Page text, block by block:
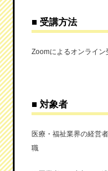
■ 受講方法
Zoomによるオンライン
■ 対象者
医療・福祉業界の経営
職